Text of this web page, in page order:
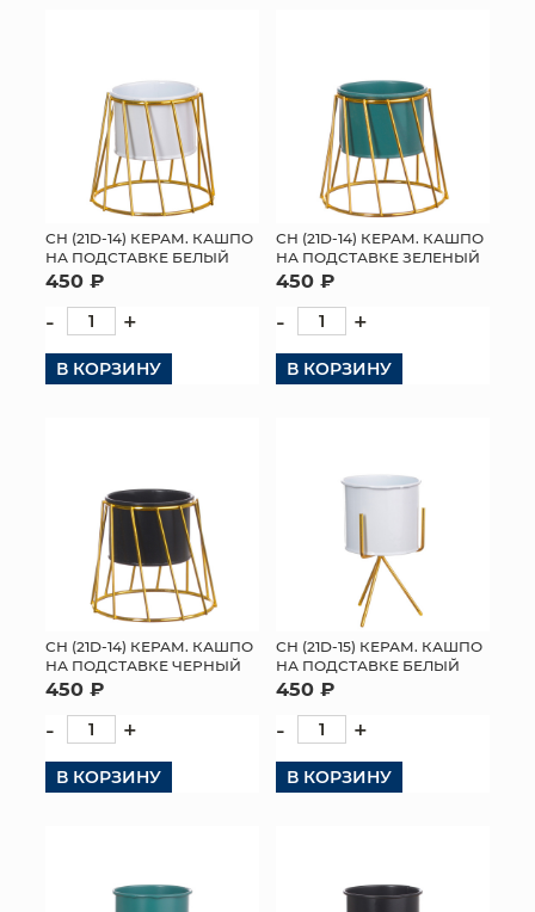
СН (21D-14) КЕРАМ. КАШПО
НА ПОДСТАВКЕ БЕЛЫЙ
450 ₽
- +
В КОРЗИНУ
СН (21D-14) КЕРАМ. КАШПО
НА ПОДСТАВКЕ ЗЕЛЕНЫЙ
450 ₽
- +
В КОРЗИНУ
СН (21D-14) КЕРАМ. КАШПО
НА ПОДСТАВКЕ ЧЕРНЫЙ
450 ₽
- +
В КОРЗИНУ
СН (21D-15) КЕРАМ. КАШПО
НА ПОДСТАВКЕ БЕЛЫЙ
450 ₽
- +
В КОРЗИНУ